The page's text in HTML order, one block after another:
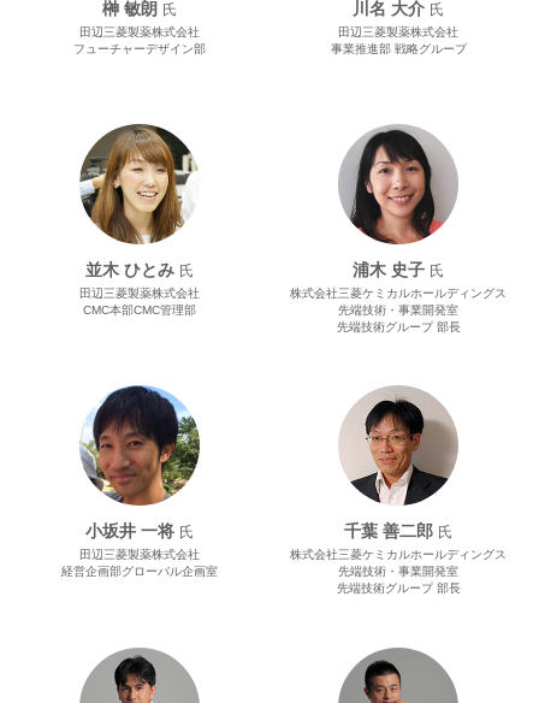
榊 敏朗 氏
田辺三菱製薬株式会社
フューチャーデザイン部
川名 大介 氏
田辺三菱製薬株式会社
事業推進部 戦略グループ
並木 ひとみ 氏
田辺三菱製薬株式会社
CMC本部CMC管理部
浦木 史子 氏
株式会社三菱ケミカルホールディングス
先端技術・事業開発室
先端技術グループ 部長
小坂井 一将 氏
田辺三菱製薬株式会社
経営企画部グローバル企画室
千葉 善二郎 氏
株式会社三菱ケミカルホールディングス
先端技術・事業開発室
先端技術グループ 部長